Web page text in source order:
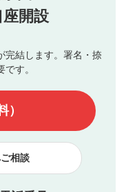
お名前とコメント
者と第三者間のトラ
切の責任を負いませ
のうえ、掲載となり
る場合や掲載されない
ンツへの掲載をもっ
承ください。
投稿内容は、掲載を
の内容の投稿
現投稿
開設
完結します。署名・捺
す。
）
相談